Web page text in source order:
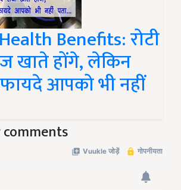
Benefits: रोटी
खाते होंगे, लेकिन
आपको भी नहीं